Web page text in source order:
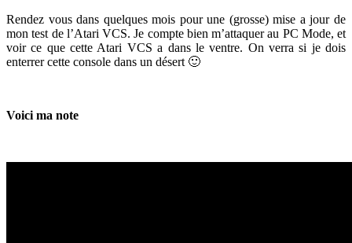
Rendez vous dans quelques mois pour une (grosse) mise a jour de
mon test de l’Atari VCS. Je compte bien m’attaquer au PC Mode, et
voir ce que cette Atari VCS a dans le ventre. On verra si je dois
enterrer cette console dans un désert 🙂
Voici ma note